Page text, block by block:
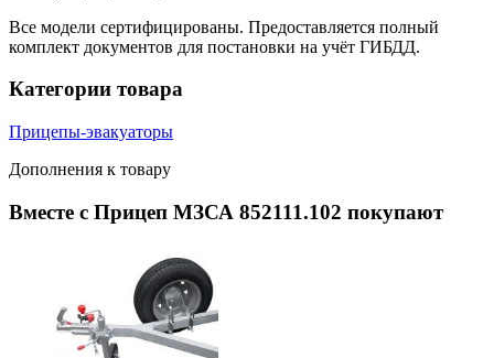
Все модели сертифицированы. Предоставляется полный
комплект документов для постановки на учёт ГИБДД.
Категории товара
Прицепы-эвакуаторы
Дополнения к товару
Вместе с Прицеп МЗСА 852111.102 покупают